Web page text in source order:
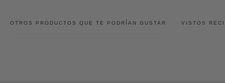
OTROS PRODUCTOS QUE TE PODRÍAN GUSTAR VISTOS